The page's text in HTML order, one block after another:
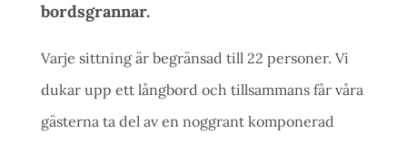
bordsgrannar.
Varje sittning är begränsad till 22 personer. Vi
dukar upp ett långbord och tillsammans får våra
gästerna ta del av en noggrant komponerad